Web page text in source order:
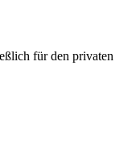
für den privaten